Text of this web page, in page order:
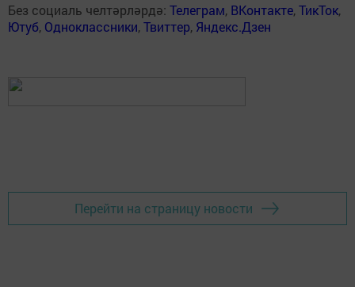
Без социаль челтәрләрдә: Телеграм, ВКонтакте,ТикТок,
Ютуб, Одноклассники,Твиттер, Яндекс.Дзен
Перейти на страницу новости